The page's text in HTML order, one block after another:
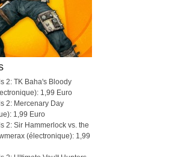
2: TK Baha's Bloody
1,99 Euro
2: Mercenary Day
1,99 Euro
2: Sir Hammerlock vs. the
(électronique): 1,99